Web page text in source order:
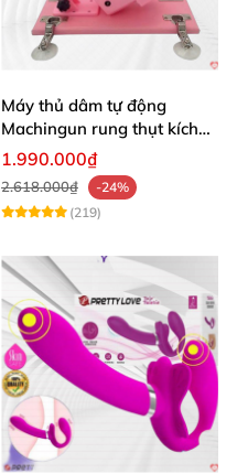
Máy thủ dâm tự động
Machingun rung thụt kích
thích âm đạo cực phê
1.990.000₫
2.618.000₫
-24%
(219)